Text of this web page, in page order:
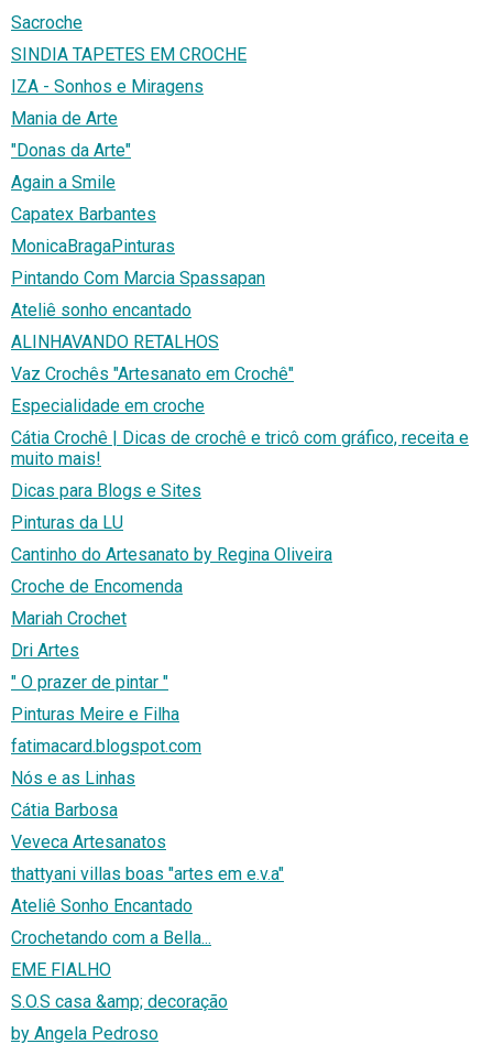
Sacroche
SINDIA TAPETES EM CROCHE
IZA - Sonhos e Miragens
Mania de Arte
"Donas da Arte"
Again a Smile
Capatex Barbantes
MonicaBragaPinturas
Pintando Com Marcia Spassapan
Ateliê sonho encantado
ALINHAVANDO RETALHOS
Vaz Crochês "Artesanato em Crochê"
Especialidade em croche
Cátia Crochê | Dicas de crochê e tricô com gráfico, receita e
muito mais!
Dicas para Blogs e Sites
Pinturas da LU
Cantinho do Artesanato by Regina Oliveira
Croche de Encomenda
Mariah Crochet
Dri Artes
" O prazer de pintar "
Pinturas Meire e Filha
fatimacard.blogspot.com
Nós e as Linhas
Cátia Barbosa
Veveca Artesanatos
thattyani villas boas "artes em e.v.a"
Ateliê Sonho Encantado
Crochetando com a Bella...
EME FIALHO
S.O.S casa &amp; decoração
by Angela Pedroso